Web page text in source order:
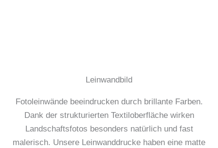
Leinwandbild
Fotoleinwände beeindrucken durch brillante Farben.
Dank der strukturierten Textiloberfläche wirken
Landschaftsfotos besonders natürlich und fast
malerisch. Unsere Leinwanddrucke haben eine matte